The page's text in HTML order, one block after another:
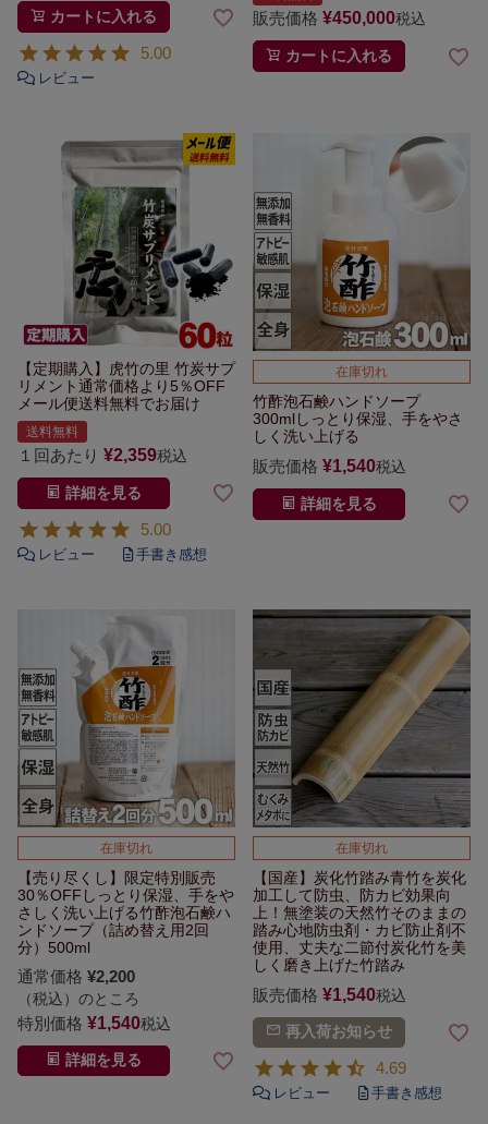
カートに入れる
5.00
販売価格 ¥450,000税込
カートに入れる
【定期購入】虎竹の里 竹炭サプ
リメント通常価格より5％OFF
メール便送料無料でお届け
送料無料
１回あたり ¥2,359税込
詳細を見る
5.00
在庫切れ
竹酢泡石鹸ハンドソープ
300ml しっとり保湿、手をやさ
しく洗い上げる
販売価格 ¥1,540税込
詳細を見る
在庫切れ
【売り尽くし】限定特別販売
30％OFF しっとり保湿、手をや
さしく洗い上げる竹酢泡石鹸ハ
ンドソープ（詰め替え用2回
分）500ml
通常価格 ¥2,200
（税込）のところ
特別価格 ¥1,540税込
詳細を見る
在庫切れ
【国産】炭化竹踏み青竹を炭化
加工して防虫、防カビ効果向
上！ 無塗装の天然竹そのままの
踏み心地防虫剤・カビ防止剤不
使用、丈夫な二節付炭化竹を美
しく磨き上げた竹踏み
販売価格 ¥1,540税込
再入荷お知らせ
4.69